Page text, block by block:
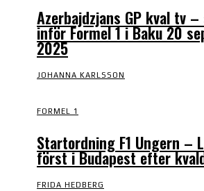
Azerbajdzjans GP kval tv
inför Formel 1 i Baku 20
2025
JOHANNA KARLSSON
FORMEL 1
Startordning F1 Ungern –
först i Budapest efter
FRIDA HEDBERG